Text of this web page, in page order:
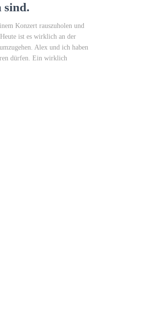
sind.
Konzert rauszuholen und
ist es wirklich an der
Alex und ich haben
dürfen. Ein wirklich